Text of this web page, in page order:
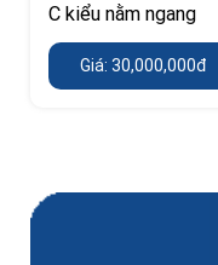
C kiểu nằm ngang
Giá: 30,000,000đ